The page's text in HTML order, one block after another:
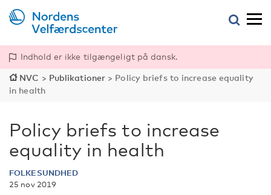
Indhold er ikke tilgængeligt på dansk.
NVC > Publikationer > Policy briefs to increase equality
in health
Policy briefs to increase
equality in health
FOLKESUNDHED
25 nov 2019